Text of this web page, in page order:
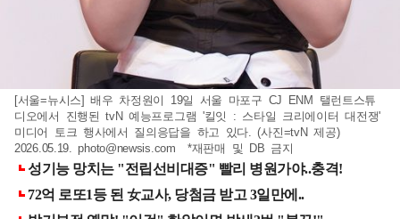
[서울=뉴시스] 배우 차정원이 19일 서울 마포구 CJ ENM 탤런트스튜
디오에서 진행된 tvN 예능프로그램 '킬잇 : 스타일 크리에이터 대전쟁'
미디어 토크 행사에서 질의응답을 하고 있다. (사진=tvN 제공)
2026.05.19.photo@newsis.com *재판매 및 DB 금지